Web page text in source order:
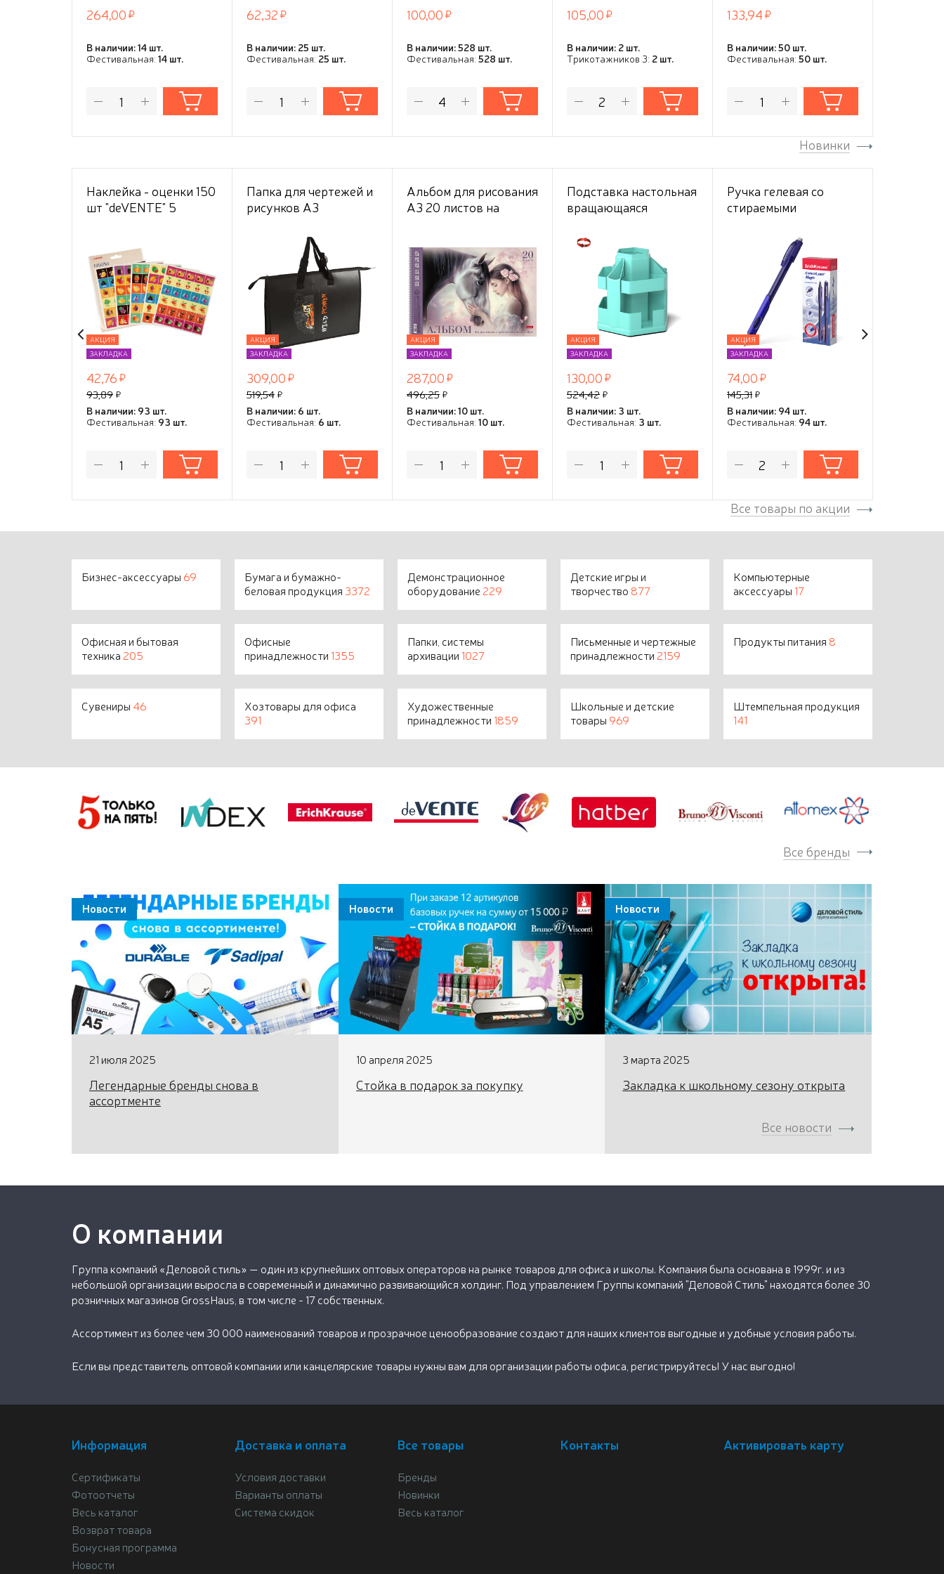
264,00
В наличии: 14 шт.
Фестивальная: 14 шт.
62,32
В наличии: 25 шт.
Фестивальная: 25 шт.
100,00
В наличии: 528 шт.
Фестивальная: 528 шт.
105,00
В наличии: 2 шт.
Трикотажников 3: 2 шт.
133,94
В наличии: 50 шт.
Фестивальная: 50 шт.
Новинки
Наклейка - оценки 150
шт "deVENTE" 5
АКЦИЯ
ЗАКЛАДКА
42,76
93,89
В наличии: 93 шт.
Фестивальная: 93 шт.
Папка для чертежей и
рисунков А3
(467x338x100 мм) 500
мкм, с регулируемыми
ручками, с
расширением 10 см, с
внутренним карманом
на молнии для кистей,
с рисунком,
индивидуальная
АКЦИЯ
ЗАКЛАДКА
309,00
519,54
В наличии: 6 шт.
Фестивальная: 6 шт.
Альбом для рисования
А3 20 листов на
художественных
работ 220гр жесткая
подложка
АКЦИЯ
ЗАКЛАДКА
287,00
496,25
В наличии: 10 шт.
Фестивальная: 10 шт.
Подставка настольная
вращающаяся
ErichKrause® Office,
Pastel Mint, мятный
АКЦИЯ
ЗАКЛАДКА
130,00
524,42
В наличии: 3 шт.
Фестивальная: 3 шт.
Ручка гелевая сo
стираемыми
ErichKrause®
ErgoLine® Magic, цвет
чернил синий (в
коробке)
АКЦИЯ
ЗАКЛАДКА
74,00
145,31
В наличии: 94 шт.
Фестивальная: 94 шт.
Все товары по акции
Бизнес-аксессуары 69
Бумага и бумажно-
беловая продукция 3372
Демонстрационное
оборудование 229
Детские игры и
творчество 877
Компьютерные
аксессуары 17
Офисная и бытовая
техника 205
Офисные
принадлежности 1355
Папки, системы
архивации 1027
Письменные и чертежные
принадлежности 2159
Продукты питания 8
Сувениры 46
Хозтовары для офиса
391
Художественные
принадлежности 1859
Школьные и детские
товары 969
Штемпельная продукция
141
Все бренды
Новости
21 июля 2025
Легендарные бренды снова в
ассортменте
Новости
10 апреля 2025
Стойка в подарок за покупку
Новости
3 марта 2025
Закладка к школьному сезону открыта
Все новости
О компании
Группа компаний «Деловой стиль» — один из крупнейших оптовых операторов на рынке товаров для офиса и школы. Компания была основана в 1999г. и из
небольшой организации выросла в современный и динамично развивающийся холдинг. Под управлением Группы компаний "Деловой Стиль" находятся более 30
розничных магазинов GrossHaus, в том числе - 17 собственных.
Ассортимент из более чем 30 000 наименований товаров и прозрачное ценообразование создают для наших клиентов выгодные и удобные условия работы.
Если вы представитель оптовой компании или канцелярские товары нужны вам для организации работы офиса, регистрируйтесь! У нас выгодно!
Информация
Сертификаты
Фотоотчеты
Весь каталог
Возврат товара
Бонусная программа
Новости
Доставка и оплата
Условия доставки
Варианты оплаты
Система скидок
Все товары
Бренды
Новинки
Весь каталог
Контакты Активировать карту